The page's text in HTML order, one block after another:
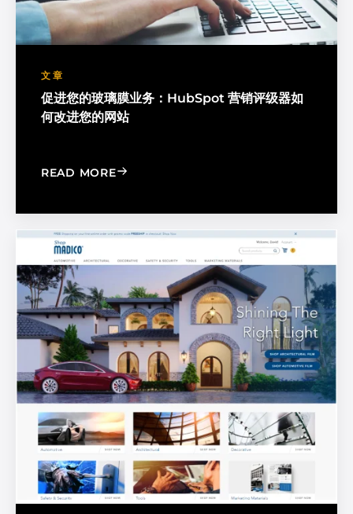
文章
促进您的玻璃膜业务：HubSpot 营销评级器如
何改进您的网站
READ MORE: BOOST YOUR WINDOW FILM